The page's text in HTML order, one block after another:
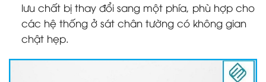
lưu chất bị thay đổi sang một phía, phù hợp cho
các hệ thống ở sát chân tường có không gian
chật hẹp.